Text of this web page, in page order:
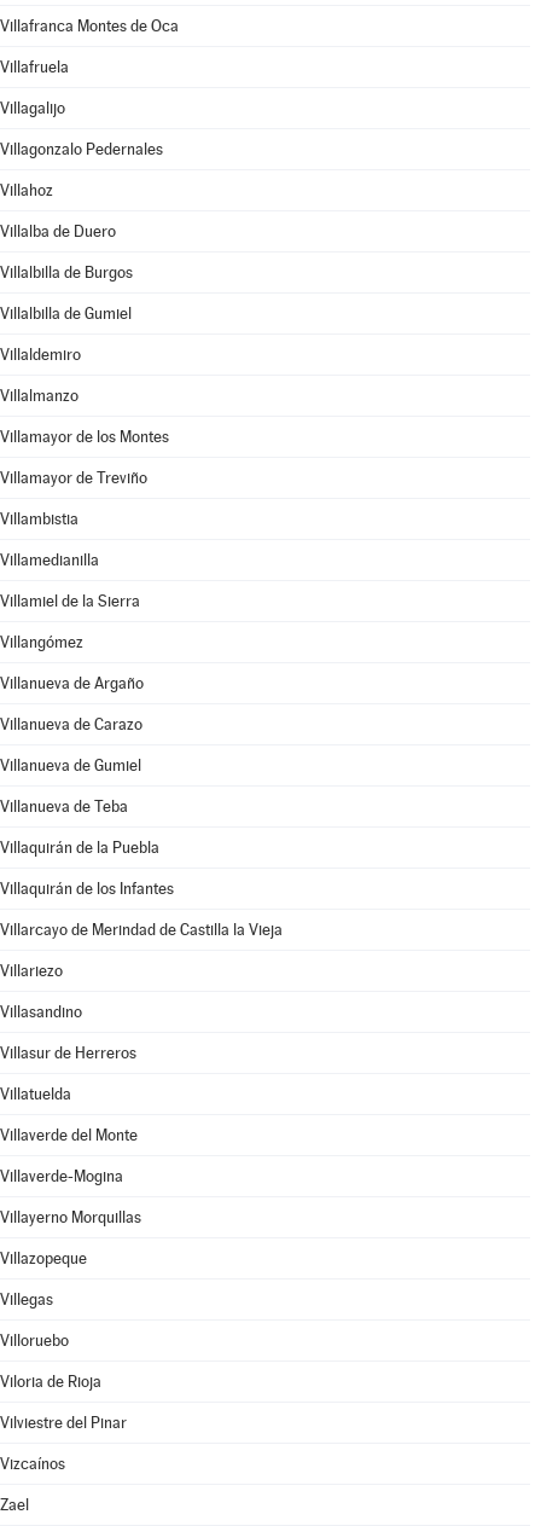
Villafranca Montes de Oca
Villafruela
Villagalijo
Villagonzalo Pedernales
Villahoz
Villalba de Duero
Villalbilla de Burgos
Villalbilla de Gumiel
Villaldemiro
Villalmanzo
Villamayor de los Montes
Villamayor de Treviño
Villambistia
Villamedianilla
Villamiel de la Sierra
Villangómez
Villanueva de Argaño
Villanueva de Carazo
Villanueva de Gumiel
Villanueva de Teba
Villaquirán de la Puebla
Villaquirán de los Infantes
Villarcayo de Merindad de Castilla la Vieja
Villariezo
Villasandino
Villasur de Herreros
Villatuelda
Villaverde del Monte
Villaverde-Mogina
Villayerno Morquillas
Villazopeque
Villegas
Villoruebo
Viloria de Rioja
Vilviestre del Pinar
Vizcaínos
Zael